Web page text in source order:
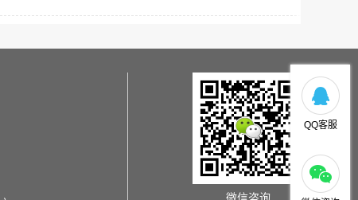
QQ客服